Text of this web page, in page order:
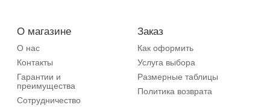
О магазине
О нас
Контакты
Гарантии и
преимущества
Сотрудничество
Заказ
Как оформить
Услуга выбора
Размерные таблицы
Политика возврата